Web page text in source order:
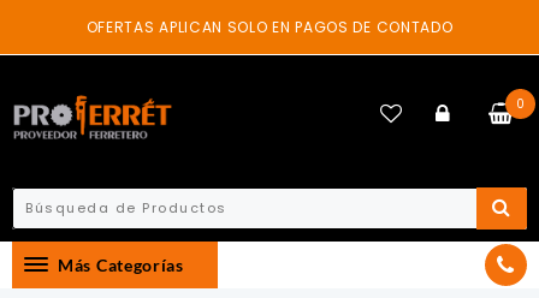
content
OFERTAS APLICAN SOLO EN PAGOS DE CONTADO
0
Más Categorías